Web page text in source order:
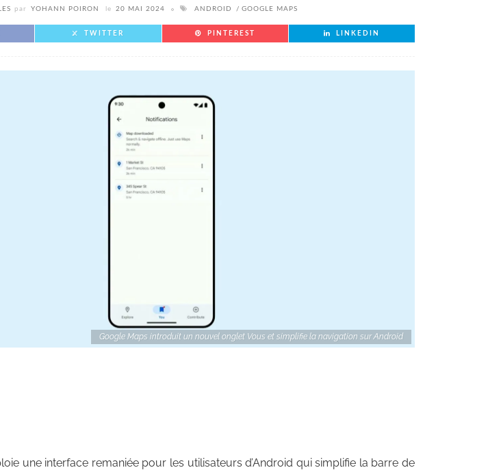
par YOHANN POIRON le 20 MAI 2024 ANDROID GOOGLE MAPS
TWITTER PINTEREST LINKEDIN
Google Maps introduit un nouvel onglet Vous et simplifie la navigation sur Android
une interface remaniée pour les utilisateurs d’Android qui simplifie la barre de